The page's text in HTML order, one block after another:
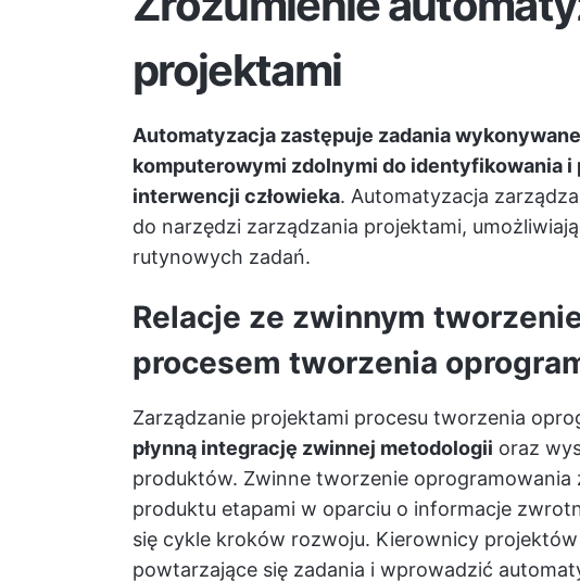
projektami
Automatyzacja zastępuje zadania
komputerowymi zdolnymi do identyfikowania
interwencji człowieka. Automatyzacja
do narzędzi zarządzania projektami,
rutynowych zadań.
Relacje ze zwinnym
procesem tworzenia
Zarządzanie projektami procesu tworzenia
płynną integrację zwinnej metodologii oraz
produktów. Zwinne tworzenie oprogramowania
produktu etapami w oparciu o informacje
się cykle kroków rozwoju. Kierownicy
powtarzające się zadania i wprowadzić